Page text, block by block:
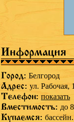
Информация
Город: Белгород
Адрес: ул. Рабочая,
Телефон: показать
Вместимость: до
Купаемся: бассейн.